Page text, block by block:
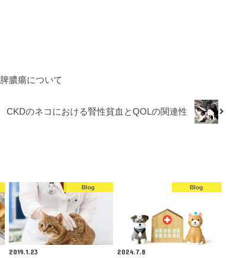
膿瘍について
CKDのネコにおける腎性貧血とQOLの関連性
Blog
2019.1.23
Blog
2024.7.8